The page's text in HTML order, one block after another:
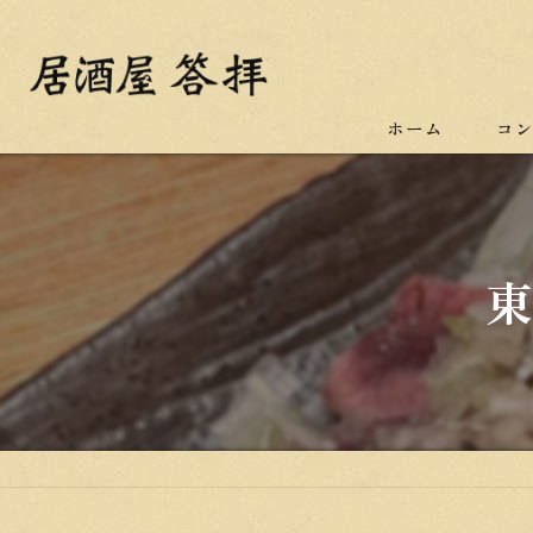
ホーム コ